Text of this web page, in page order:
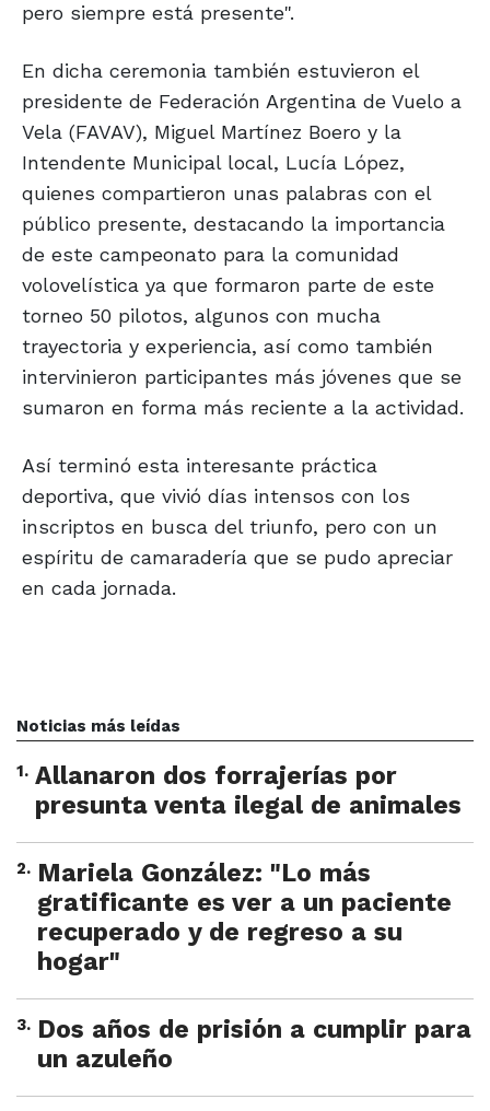
pero siempre está presente".
En dicha ceremonia también estuvieron el
presidente de Federación Argentina de Vuelo a
Vela (FAVAV), Miguel Martínez Boero y la
Intendente Municipal local, Lucía López,
quienes compartieron unas palabras con el
público presente, destacando la importancia
de este campeonato para la comunidad
volovelística ya que formaron parte de este
torneo 50 pilotos, algunos con mucha
trayectoria y experiencia, así como también
intervinieron participantes más jóvenes que se
sumaron en forma más reciente a la actividad.
Así terminó esta interesante práctica
deportiva, que vivió días intensos con los
inscriptos en busca del triunfo, pero con un
espíritu de camaradería que se pudo apreciar
en cada jornada.
Noticias más leídas
1. Allanaron dos forrajerías por
presunta venta ilegal de animales
2. Mariela González: "Lo más
gratificante es ver a un paciente
recuperado y de regreso a su
hogar"
3. Dos años de prisión a cumplir para
un azuleño